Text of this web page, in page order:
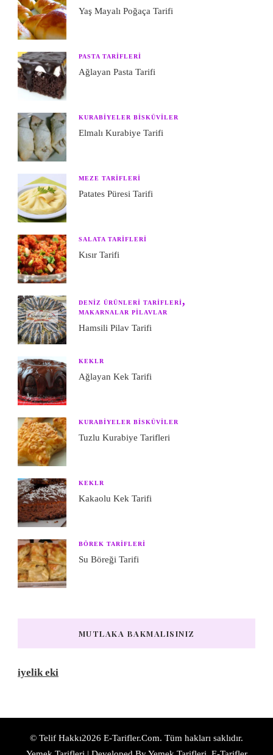
Yaş Mayalı Poğaça Tarifi
PASTA TARIFLERI
Ağlayan Pasta Tarifi
KURABIYELER BISKÜVILER
Elmalı Kurabiye Tarifi
MEZE TARIFLERI
Patates Püresi Tarifi
SALATA TARIFLERI
Kısır Tarifi
DENIZ ÜRÜNLERI TARIFLERI
MAKARNALAR PILAVLAR
Hamsili Pilav Tarifi
KEKLR
Ağlayan Kek Tarifi
KURABIYELER BISKÜVILER
Tuzlu Kurabiye Tarifleri
KEKLR
Kakaolu Kek Tarifi
BÖREK TARIFLERI
Su Böreği Tarifi
MUTLAKA BAKMALISINIZ
iyelik eki
© Telif Hakkı2026 E-Tarifler.Com. Tüm hakları saklıdır.